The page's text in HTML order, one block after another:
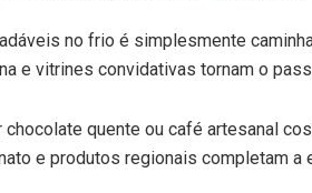
no frio é simplesmente
e vitrines convidativas tornam o
quente ou café artesanal
e produtos regionais completam a